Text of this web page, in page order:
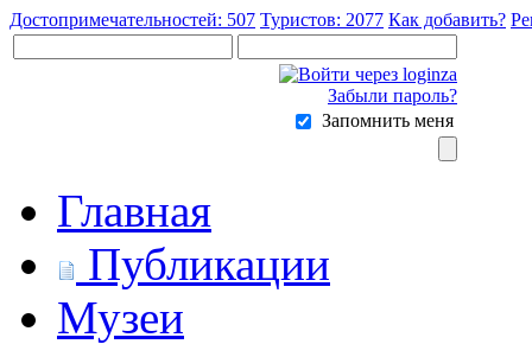
Достопримечательностей: 507 Туристов: 2077 Как добавить?
Забыли пароль?
Запомнить меня
Главная
Публикации
Музеи